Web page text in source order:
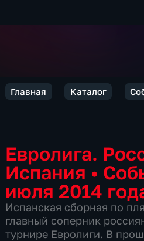
Главная Каталог
Евролига.
Испания •
июля 2014
Испанская сборная по
главный соперник
турнире Евролиги. В